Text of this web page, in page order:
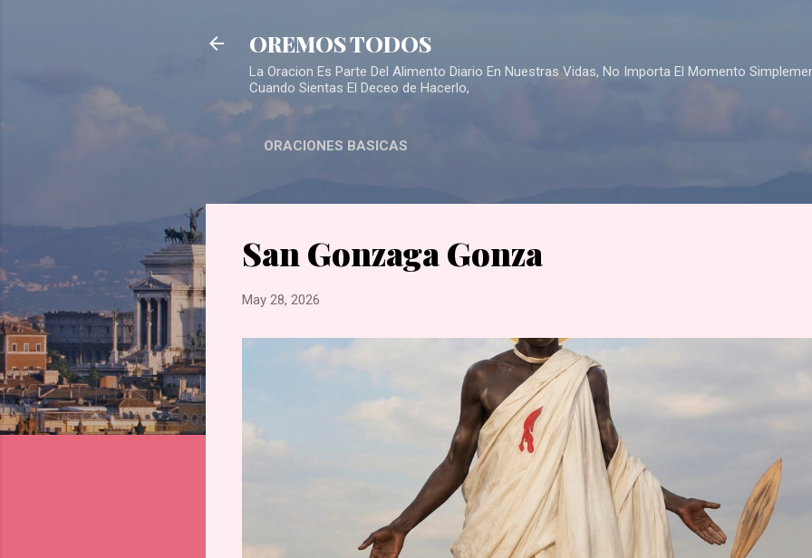
OREMOS TODOS
La Oracion Es Parte Del Alimento Diario En Nuestras Vidas, No Importa El Momento
Cuando Sientas El Deceo de Hacerlo,
ORACIONES BASICAS
San Gonzaga Gonza
May 28, 2026